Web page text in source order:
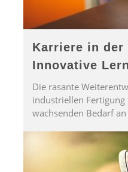
Karriere in der
Innovative
Die rasante
industriellen
wachsenden Bedarf